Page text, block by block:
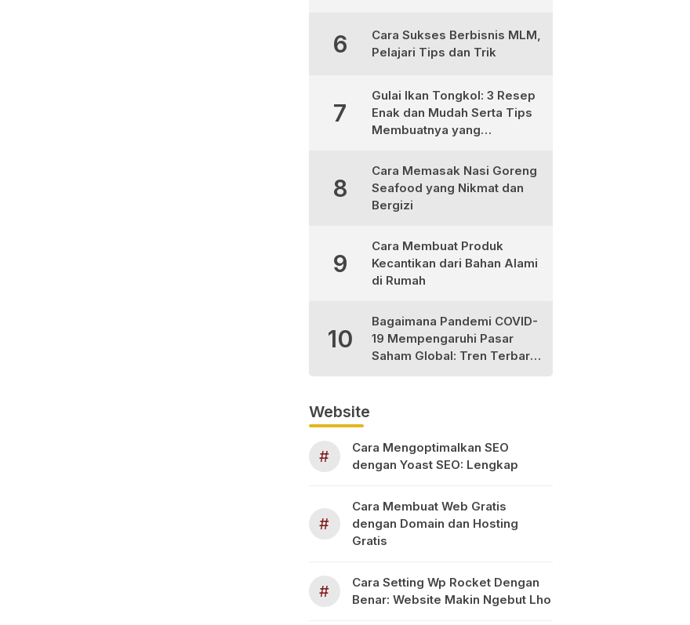
6
Cara Sukses Berbisnis MLM,
Pelajari Tips dan Trik
7
Gulai Ikan Tongkol: 3 Resep
Enak dan Mudah Serta Tips
Membuatnya yang
8
Cara Memasak Nasi Goreng
Seafood yang Nikmat dan
Bergizi
9
Cara Membuat Produk
Kecantikan dari Bahan Alami
di Rumah
10
Bagaimana Pandemi COVID-
19 Mempengaruhi Pasar
Saham Global: Tren Terbaru
Website
#
Cara Mengoptimalkan SEO
dengan Yoast SEO: Lengkap
#
Cara Membuat Web Gratis
dengan Domain dan Hosting
Gratis
#
Cara Setting Wp Rocket Dengan
Benar: Website Makin Ngebut Lho